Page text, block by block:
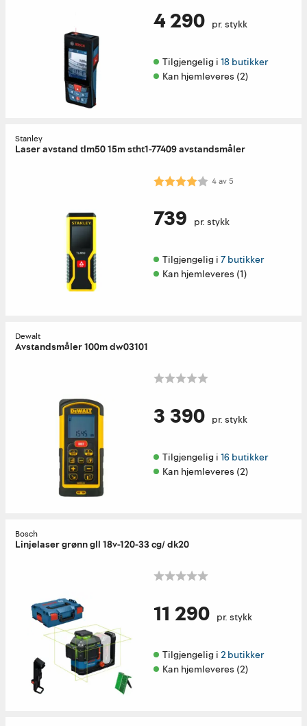
4 290 pr. stykk
Tilgjengelig i 18 butikker
Kan hjemleveres (2)
Stanley
Laser avstand tlm50 15m stht1-77409 avstandsmåler
Karakter: 4.0 av 5 mulige
4av5
739 pr. stykk
Tilgjengelig i 7 butikker
Kan hjemleveres (1)
Dewalt
Avstandsmåler 100m dw03101
3 390 pr. stykk
Tilgjengelig i 16 butikker
Kan hjemleveres (2)
Bosch
Linjelaser grønn gll 18v-120-33 cg/ dk20
11 290 pr. stykk
Tilgjengelig i 2 butikker
Kan hjemleveres (2)